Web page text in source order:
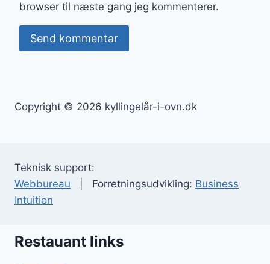
browser til næste gang jeg kommenterer.
Copyright © 2026 kyllingelår-i-ovn.dk
Teknisk support:
Webbureau | Forretningsudvikling: Business
Intuition
Restauant links